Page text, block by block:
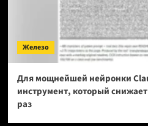
Железо
Для мощнейшей нейронки
инструмент, который
раз